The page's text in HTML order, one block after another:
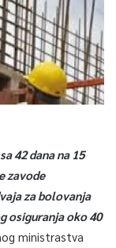
42 dana na 15
zavode
za bolovanja
osiguranja oko 40
ministrastva